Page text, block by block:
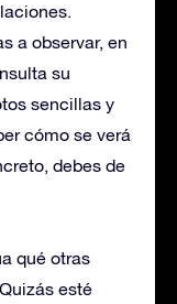
a observar, en
su
sencillas y
cómo se verá
debes de
qué otras
esté